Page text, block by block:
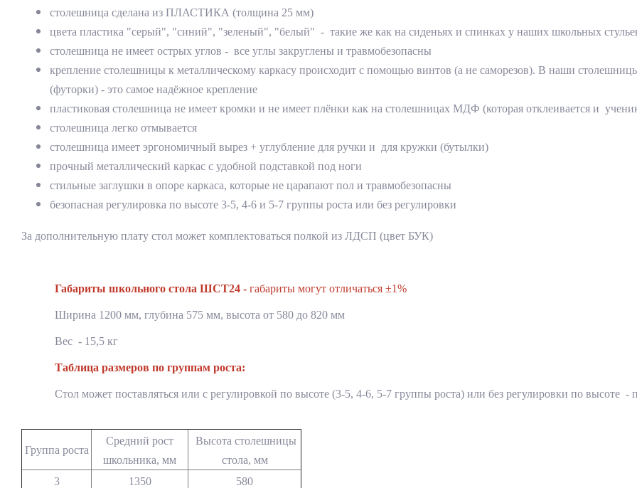
столешница сделана из ПЛАСТИКА (толщина 25 мм)
цвета пластика "серый", "синий", "зеленый", "белый" - такие же как на сиденьях и спинках у наших школьных
столешница не имеет острых углов - все углы закруглены и травмобезопасны
крепление столешницы к металлическому каркасу происходит с помощью винтов (а не саморезов). В наши
(футорки) - это самое надёжное крепление
пластиковая столешница не имеет кромки и не имеет плёнки как на столешницах МДФ (которая отклеивается и
столешница легко отмывается
столешница имеет эргономичный вырез + углубление для ручки и для кружки (бутылки)
прочный металлический каркас с удобной подставкой под ноги
стильные заглушки в опоре каркаса, которые не царапают пол и травмобезопасны
безопасная регулировка по высоте 3-5, 4-6 и 5-7 группы роста или без регулировки
За дополнительную плату стол может комплектоваться полкой из ЛДСП (цвет БУК)
Габариты школьного стола ШСТ24 -габариты могут отличаться ±1%
Ширина 1200 мм, глубина 575 мм, высота от 580 до 820 мм
Вес - 15,5 кг
Таблица размеров по группам роста:
Стол может поставляться или с регулировкой по высоте (3-5, 4-6, 5-7 группы роста) или без регулировки по высоте -
Группа роста
Средний рост
школьника, мм
Высота столешницы
стола, мм
3
1350
580